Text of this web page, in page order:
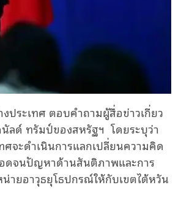
ประเทศ ตอบคำถามผู้สื่อข่าวเกี่ยว
ลด์ ทรัมป์ของสหรัฐฯ โดยระบุว่า
จะดำเนินการแลกเปลี่ยนความคิด
ดจนปัญหาด้านสันติภาพและการ
ายอาวุธยุโธปกรณ์ให้กับเขตไต้หวัน